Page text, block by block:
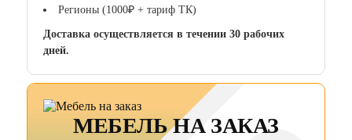
Регионы (1000₽ + тариф ТК)
Доставка осуществляется в течении 30 рабочих
дней.
МЕБЕЛЬ НА ЗАКАЗ